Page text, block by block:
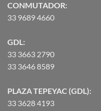
CONMUTADOR:
33 9689 4660
GDL:
33 3663 2790
33 3646 8589
PLAZA TEPEYAC (GDL):
33 3628 4193